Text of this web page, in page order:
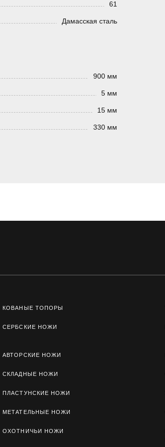
61
Дамасская сталь
900 мм
5 мм
15 мм
330 мм
КОВАНЫЕ ТОПОРЫ
СЕРБСКИЕ НОЖИ
АВТОРСКИЕ НОЖИ
СКЛАДНЫЕ НОЖИ
ПЛАСТУНСКИЕ НОЖИ
МЕТАТЕЛЬНЫЕ НОЖИ
ОХОТНИЧЬИ НОЖИ